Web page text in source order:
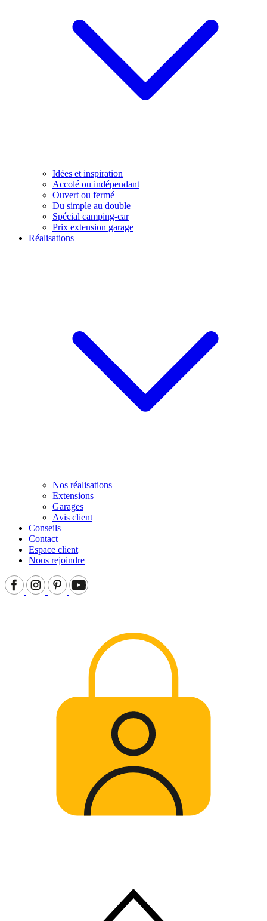
Idées et inspiration
Accolé ou indépendant
Ouvert ou fermé
Du simple au double
Spécial camping-car
Prix extension garage
Réalisations
Nos réalisations
Extensions
Garages
Avis client
Conseils
Contact
Espace client
Nous rejoindre